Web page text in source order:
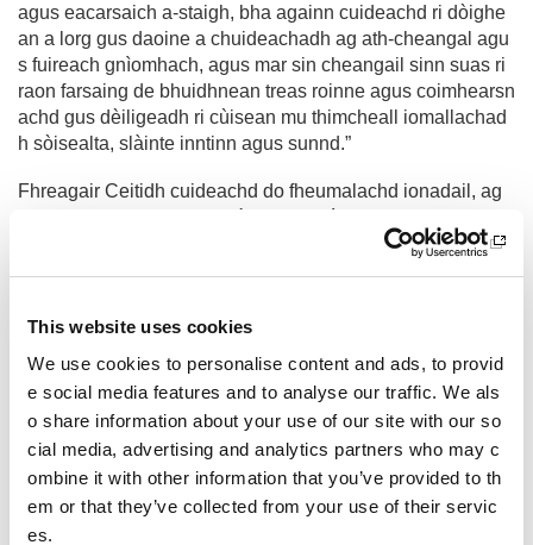
This website uses cookies
We use cookies to personalise content and ads, to provid
e social media features and to analyse our traffic. We als
o share information about your use of our site with our so
cial media, advertising and analytics partners who may c
ombine it with other information that you’ve provided to th
em or that they’ve collected from your use of their servic
es.
agus eacarsaich a-staigh, bha againn cuideachd ri dòighe
an a lorg gus daoine a chuideachadh ag ath-cheangal agu
s fuireach gnìomhach, agus mar sin cheangail sinn suas ri
raon farsaing de bhuidhnean treas roinne agus coimhearsn
achd gus dèiligeadh ri cùisean mu thimcheall iomallachad
h sòisealta, slàinte inntinn agus sunnd.”
Fhreagair Ceitidh cuideachd do fheumalachd ionadail, ag
aig High Life Highland, gus clann a chumail gnìomhach.
n, aira h-eagrachadh le CSH Ulapuil agus High Life Highla
adhartachadh.
Air a cumail aig deireadh na Samhna 2020, chunnaic iad 2
2 com-pàirtiche a’ lìbhrigeadh 18 seiseanan neo-fhoirmeil
an-asgaidh, a’ dol bho rothaireachd beinne gu seiseanan
mothachaidh, le measgachadh de ghnìomhachdan a-muig
h agus bhiortail.